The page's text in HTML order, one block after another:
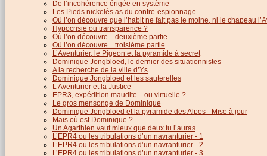
De l’incohérence érigée en système
Les Pieds nickelés as du contre-espionnage
Où l’on découvre que l’habit ne fait pas le moine, ni le chapeau
Hypocrisie ou transparence ?
Où l’on découvre... deuxième partie
Où l’on découvre... troisième partie
L’Aventurier, le Pigeon et la pyramide à secret
Dominique Jongbloed, le dernier des situationnistes
A la recherche de la ville d’Ys
Dominique Jongbloed et les sauterelles
L’Aventurier et la Justice
EPR3, expédition maudite... ou virtuelle ?
Le gros mensonge de Dominique
Dominique Jongbloed et la pyramide des Alpes - Mise à jour
Mais où est Dominique ?
Un Agarthien vaut mieux que deux tu l’auras
L’EPR4 ou les tribulations d’un navranturier - 1
L’EPR4 ou les tribulations d’un navranturier - 2
L’EPR4 ou les tribulations d’un navranturier - 3